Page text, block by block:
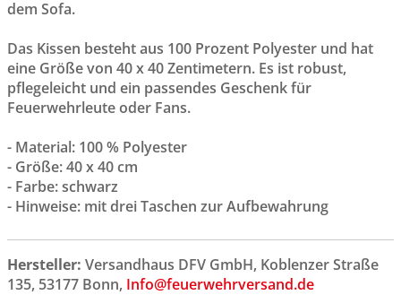
dem Sofa.
Das Kissen besteht aus 100 Prozent Polyester und hat
eine Größe von 40 x 40 Zentimetern. Es ist robust,
pflegeleicht und ein passendes Geschenk für
Feuerwehrleute oder Fans.
- Material: 100 % Polyester
- Größe: 40 x 40 cm
- Farbe: schwarz
- Hinweise: mit drei Taschen zur Aufbewahrung
Hersteller: Versandhaus DFV GmbH, Koblenzer Straße
135, 53177 Bonn, Info@feuerwehrversand.de